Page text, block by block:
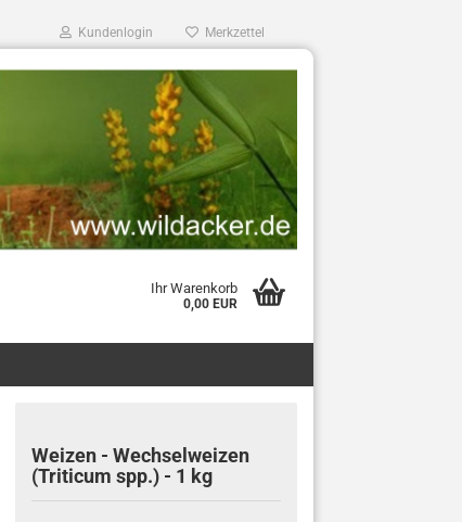
Kundenlogin Merkzettel
Ihr Warenkorb
0,00 EUR
Weizen - Wechselweizen
(Triticum spp.) - 1 kg